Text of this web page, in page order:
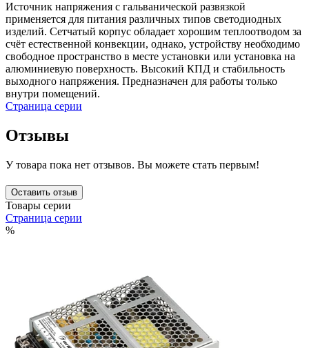
Источник напряжения с гальванической развязкой
применяется для питания различных типов светодиодных
изделий. Сетчатый корпус обладает хорошим теплоотводом за
счёт естественной конвекции, однако, устройству необходимо
свободное пространство в месте установки или установка на
алюминиевую поверхность. Высокий КПД и стабильность
выходного напряжения. Предназначен для работы только
внутри помещений.
Страница серии
Отзывы
У товара пока нет отзывов. Вы можете стать первым!
Оставить отзыв
Товары серии
Страница серии
%